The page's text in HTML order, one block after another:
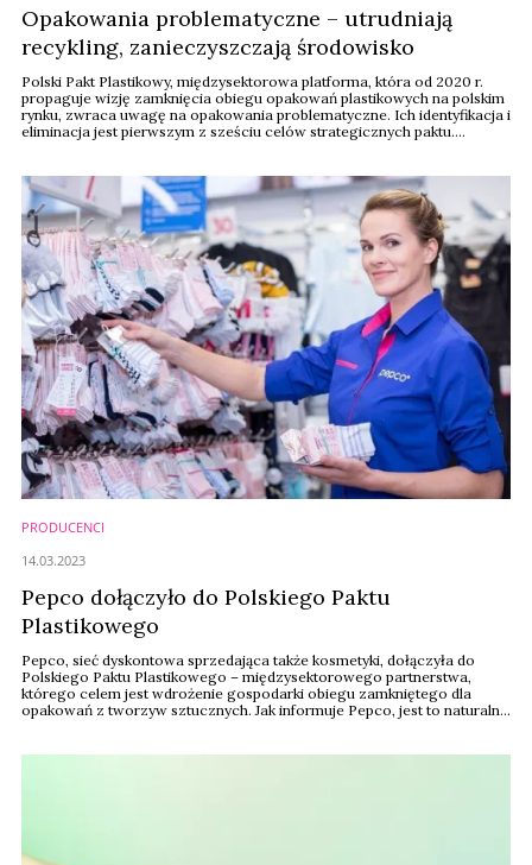
Opakowania problematyczne – utrudniają
recykling, zanieczyszczają środowisko
Polski Pakt Plastikowy, międzysektorowa platforma, która od 2020 r.
propaguje wizję zamknięcia obiegu opakowań plastikowych na polskim
rynku, zwraca uwagę na opakowania problematyczne. Ich identyfikacja i
eliminacja jest pierwszym z sześciu celów strategicznych paktu.
opakowaniami zawierającymi barwnik na bazie sadzy ...
PRODUCENCI
Pepco dołączyło do Polskiego Paktu
Plastikowego
Pepco, sieć dyskontowa sprzedająca także kosmetyki, dołączyła do
Polskiego Paktu Plastikowego – międzysektorowego partnerstwa,
którego celem jest wdrożenie gospodarki obiegu zamkniętego dla
opakowań z tworzyw sztucznych. Jak informuje Pepco, jest to naturalne
14.03.2023